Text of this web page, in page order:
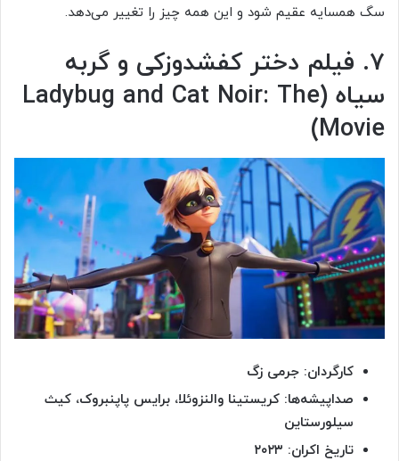
سگ همسایه عقیم شود و این همه چیز را تغییر می‌دهد.
۷. فیلم دختر کفشدوزکی و گربه
سیاه (Ladybug and Cat Noir: The
Movie)
کارگردان: جرمی زگ
صداپیشه‌ها: کریستینا والنزوئلا، برایس پاپنبروک، کیث
سیلورستاین
تاریخ اکران: ۲۰۲۳